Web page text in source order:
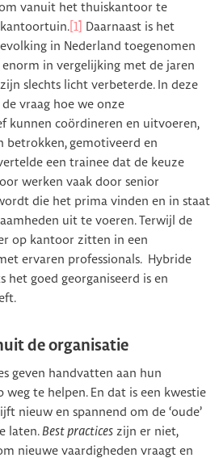
vanuit het thuiskantoor te
[1]
Daarnaast is het
in Nederland toegenomen
enorm in vergelijking met de jaren
slechts licht verbeterde. In deze
vraag hoe we onze
kunnen coördineren en uitvoeren,
betrokken, gemotiveerd en
een trainee dat de keuze
werken vaak door senior
die het prima vinden en in staat
uit te voeren. Terwijl de
op kantoor zitten in een
ervaren professionals. Hybride
het goed georganiseerd is en
de organisatie
geven handvatten aan hun
weg te helpen. En dat is een kwestie
nieuw en spannend om de ‘oude’
laten. Best practices zijn er niet,
nieuwe vaardigheden vraagt en